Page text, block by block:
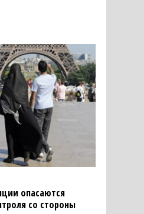
опасаются
со стороны